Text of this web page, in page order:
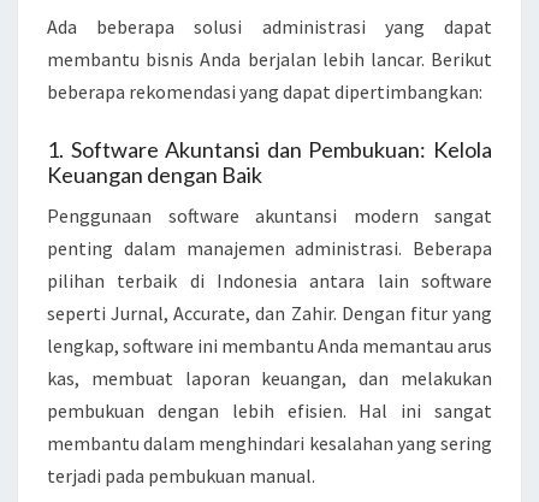
Ada beberapa solusi administrasi yang dapat
membantu bisnis Anda berjalan lebih lancar. Berikut
beberapa rekomendasi yang dapat dipertimbangkan:
1. Software Akuntansi dan Pembukuan: Kelola
Keuangan dengan Baik
Penggunaan software akuntansi modern sangat
penting dalam manajemen administrasi. Beberapa
pilihan terbaik di Indonesia antara lain software
seperti Jurnal, Accurate, dan Zahir. Dengan fitur yang
lengkap, software ini membantu Anda memantau arus
kas, membuat laporan keuangan, dan melakukan
pembukuan dengan lebih efisien. Hal ini sangat
membantu dalam menghindari kesalahan yang sering
terjadi pada pembukuan manual.